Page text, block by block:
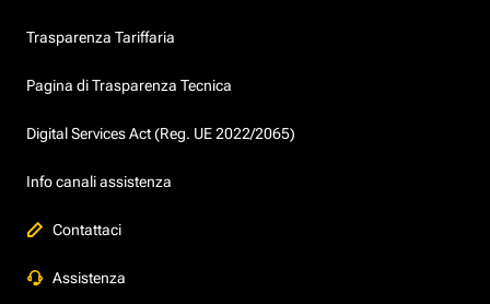
Trasparenza Tariffaria
Pagina di Trasparenza Tecnica
Digital Services Act (Reg. UE 2022/2065)
Info canali assistenza
Contattaci
Assistenza